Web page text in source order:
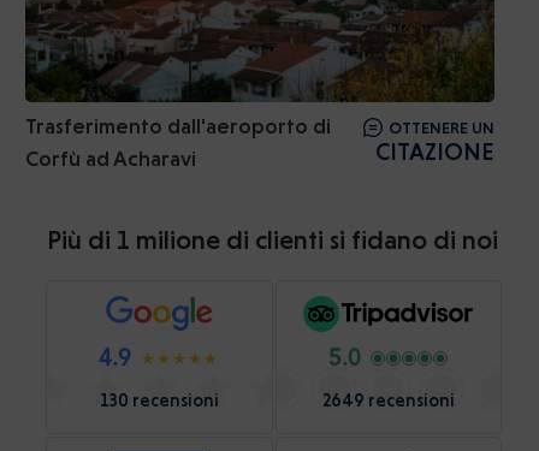
Trasferimento dall'aeroporto di
Corfù ad Acharavi
OTTENERE UN
CITAZIONE
Più di 1 milione di clienti si fidano di noi
4.9
130 recensioni
5.0
2649 recensioni